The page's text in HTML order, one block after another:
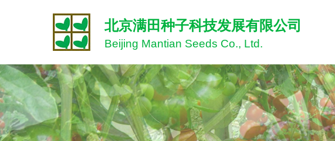
北京满田种子科技发展有限公司
Beijing Mantian Seeds Co., Ltd.